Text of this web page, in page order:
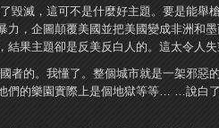
毀滅，這可不是什麼好主題。要是能舉
力，企圖顛覆美國並把美國變成非洲和
結果主題卻是反美反白人的。這太令人失
者的。我懂了。整個城市就是一架邪惡
們的樂園實際上是個地獄等等… …說白